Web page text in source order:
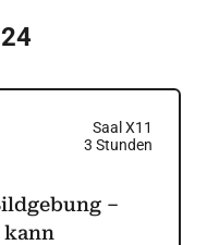
Saal X11
3 Stunden
–
kann